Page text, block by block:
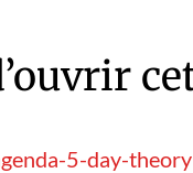
5-day-theory